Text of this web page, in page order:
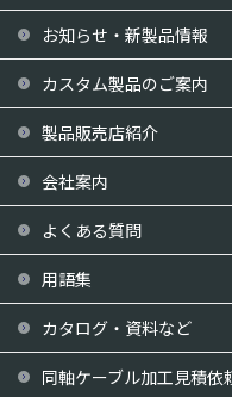
お知らせ・新製品情報
カスタム製品のご案内
製品販売店紹介
会社案内
よくある質問
用語集
カタログ・資料など
同軸ケーブル加工見積依